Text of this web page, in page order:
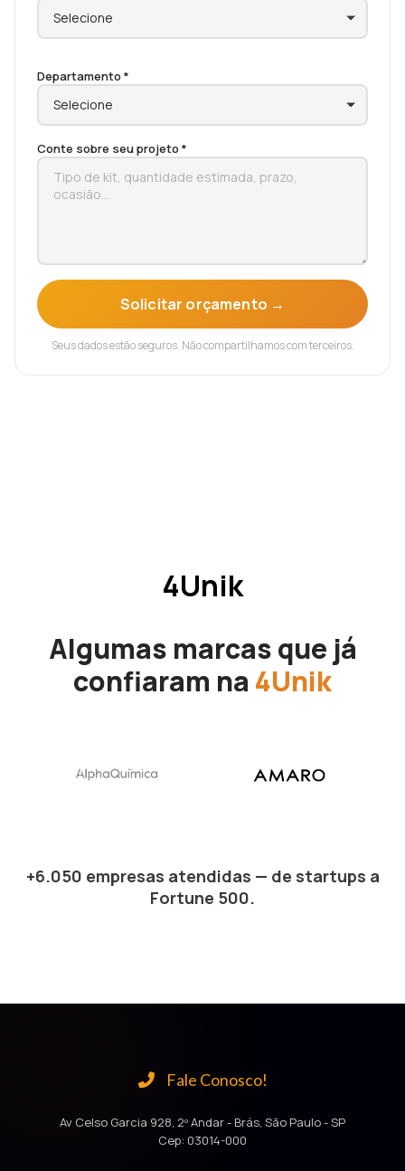
Departamento *
Conte sobre seu projeto *
Solicitar orçamento →
Seus dados estão seguros. Não compartilhamos com terceiros.
4Unik
Algumas marcas que já
confiaram na 4Unik
+6.050 empresas atendidas — de startups a
Fortune 500.
Fale Conosco!
Av Celso Garcia 928, 2º Andar - Brás, São Paulo - SP
Cep: 03014-000